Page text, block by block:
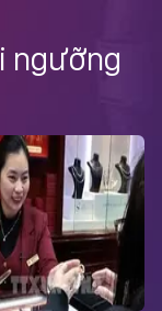
ngưỡng